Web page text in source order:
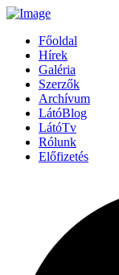
Főoldal
Hírek
Galéria
Szerzők
Archívum
LátóBlog
LátóTv
Rólunk
Előfizetés